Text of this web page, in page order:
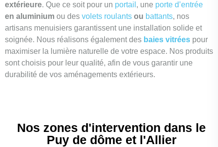
extérieure. Que ce soit pour un portail , une porte d’entrée
en aluminium ou des volets roulants ou battants, nos
artisans menuisiers garantissent une installation solide et
soignée. Nous réalisons également des baies vitrées pour
maximiser la lumière naturelle de votre espace. Nos produits
sont choisis pour leur qualité, afin de vous garantir une
durabilité de vos aménagements extérieurs.
Nos zones d'intervention dans le
Puy de dôme et l'Allier